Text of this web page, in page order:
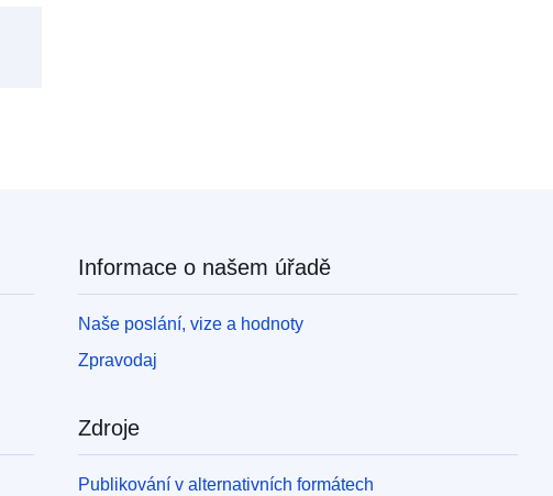
Informace o našem úřadě
Naše poslání, vize a hodnoty
Zpravodaj
Zdroje
Publikování v alternativních formátech